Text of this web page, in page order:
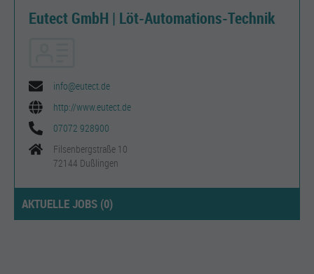
Eutect GmbH | Löt-Automations-Technik
info@eutect.de
http://www.eutect.de
07072 928900
Filsenbergstraße 10
72144 Dußlingen
AKTUELLE JOBS (0)